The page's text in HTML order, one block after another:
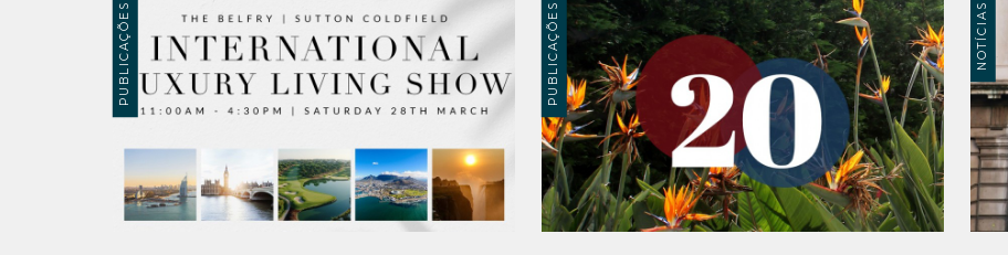
PUBLICAÇÕES PUBLICAÇÕES NOTÍCIAS